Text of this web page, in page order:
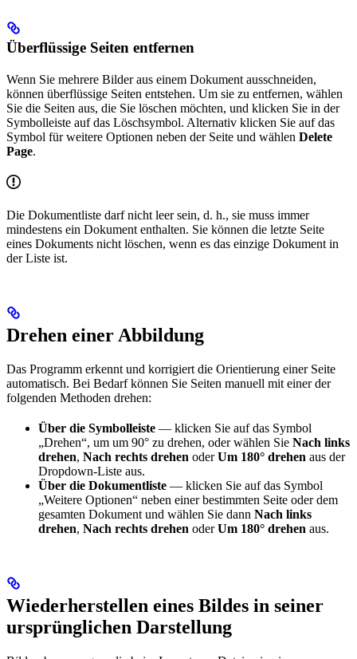
Überflüssige Seiten entfernen
Wenn Sie mehrere Bilder aus einem Dokument ausschneiden,
können überflüssige Seiten entstehen. Um sie zu entfernen, wählen
Sie die Seiten aus, die Sie löschen möchten, und klicken Sie in der
Symbolleiste auf das Löschsymbol. Alternativ klicken Sie auf das
Symbol für weitere Optionen neben der Seite und wählen Delete
Page.
Die Dokumentliste darf nicht leer sein, d. h., sie muss immer
mindestens ein Dokument enthalten. Sie können die letzte Seite
eines Dokuments nicht löschen, wenn es das einzige Dokument in
der Liste ist.
Drehen einer Abbildung
Das Programm erkennt und korrigiert die Orientierung einer Seite
automatisch. Bei Bedarf können Sie Seiten manuell mit einer der
folgenden Methoden drehen:
Über die Symbolleiste — klicken Sie auf das Symbol
„Drehen“, um um 90° zu drehen, oder wählen Sie Nach links
drehen, Nach rechts drehen oderUm 180° drehen aus der
Dropdown-Liste aus.
Über die Dokumentliste — klicken Sie auf das Symbol
„Weitere Optionen“ neben einer bestimmten Seite oder dem
gesamten Dokument und wählen Sie dann Nach links
drehen, Nach rechts drehen oderUm 180° drehen aus.
Wiederherstellen eines Bildes in seiner
ursprünglichen Darstellung